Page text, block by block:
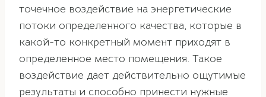
точечное воздействие на энергетические
потоки определенного качества, которые в
какой-то конкретный момент приходят в
определенное место помещения. Такое
воздействие дает действительно ощутимые
результаты и способно принести нужные